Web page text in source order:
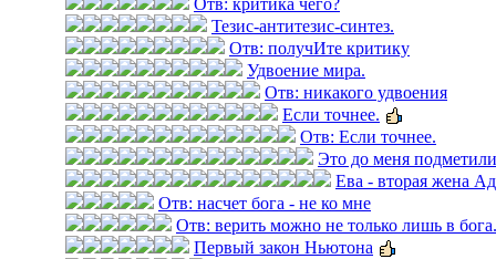
Отв: критика чего?
Тезис-антитезис-синтез.
Отв: получИте критику
Удвоение мира.
Отв: никакого удвоения
Если точнее.
Отв: Если точнее.
Это до меня
Ева - вторая жена
Отв: насчет бога - не ко мне
Отв: верить можно не только лишь в
Первый закон Ньютона